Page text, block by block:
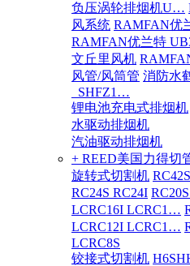
负压涡轮排烟机U…
风系统 RAMFAN优
RAMFAN优兰特
文丘里风机
风管/风筒管 消防水
_SHFZ1…
锂电池充电式排烟机
水驱动排烟机
汽油驱动排烟机
+ REED美国力得切
旋转式切割机 RC42S
RC24S RC24I
LCRC16I LCRC1…
LCRC12I LCRC1…
LCRC8S
铰接式切割机